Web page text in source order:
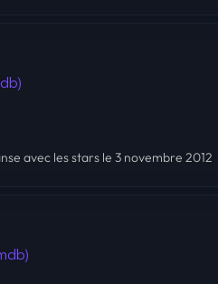
avec les stars le 3 novembre 2012